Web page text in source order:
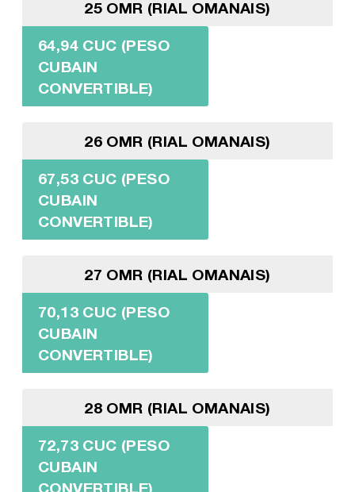
25 OMR (RIAL OMANAIS)
64,94 CUC (PESO
CUBAIN
CONVERTIBLE)
26 OMR (RIAL OMANAIS)
67,53 CUC (PESO
CUBAIN
CONVERTIBLE)
27 OMR (RIAL OMANAIS)
70,13 CUC (PESO
CUBAIN
CONVERTIBLE)
28 OMR (RIAL OMANAIS)
72,73 CUC (PESO
CUBAIN
CONVERTIBLE)